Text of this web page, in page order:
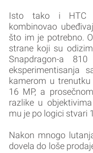
Isto tako i HTC
kombinovao
što im je potrebno.
strane koji su
Snapdragon-a
eksperimentisanja
kamerom u
16 MP, a
razlike u
mu je po logici stvari
Nakon mnogo
dovela do loše